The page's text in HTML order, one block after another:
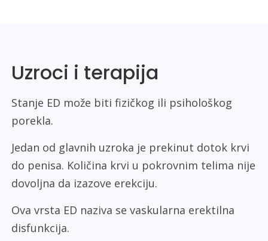
Uzroci i terapija
Stanje ED može biti fizičkog ili psihološkog
porekla.
Jedan od glavnih uzroka je prekinut dotok krvi
do penisa. Količina krvi u pokrovnim telima nije
dovoljna da izazove erekciju.
Ova vrsta ED naziva se vaskularna erektilna
disfunkcija.